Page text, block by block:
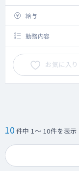
給与
勤務内容
お気に入り
10 件中 1～ 10件を表示